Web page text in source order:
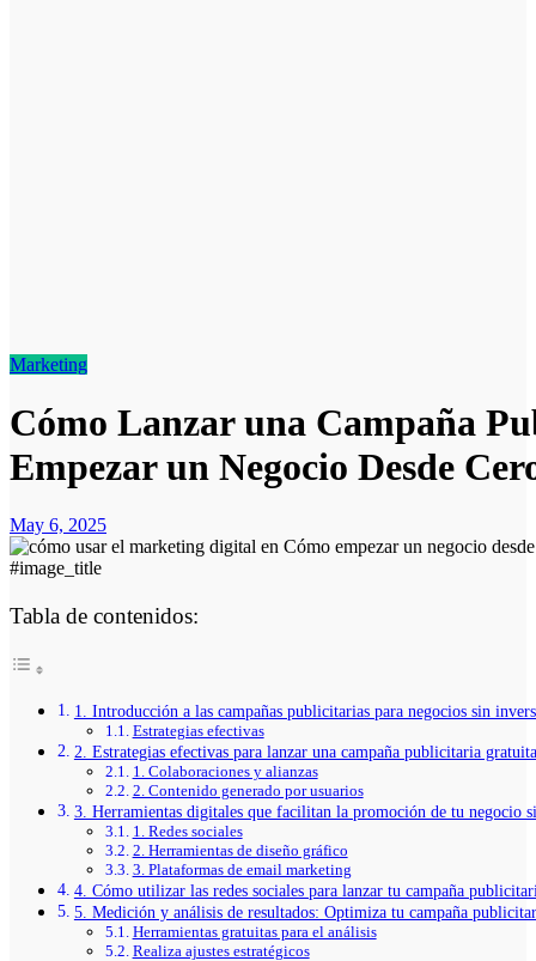
Marketing
Cómo Lanzar una Campaña
Empezar un Negocio Desde
May 6, 2025
#image_title
Tabla de contenidos:
1. Introducción a las campañas publicitarias para negocios sin
Estrategias efectivas
2. Estrategias efectivas para lanzar una campaña publicitaria gratuita
1. Colaboraciones y alianzas
2. Contenido generado por usuarios
3. Herramientas digitales que facilitan la promoción de tu negocio
1. Redes sociales
2. Herramientas de diseño gráfico
3. Plataformas de email marketing
4. Cómo utilizar las redes sociales para lanzar tu campaña
5. Medición y análisis de resultados: Optimiza tu campaña
Herramientas gratuitas para el análisis
Realiza ajustes estratégicos